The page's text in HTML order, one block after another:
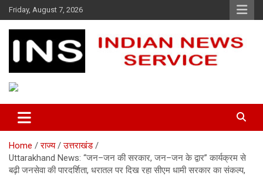
Skip
to
content
Friday, August 7, 2026
Indian News Service
Home राज्य
उत्तराखंड
Uttarakhand News: “जन–जन की सरकार, जन–जन के द्वार” कार्यक्रम से
बढ़ी जनसेवा की पारदर्शिता, धरातल पर दिख रहा सीएम धामी सरकार का संकल्प,